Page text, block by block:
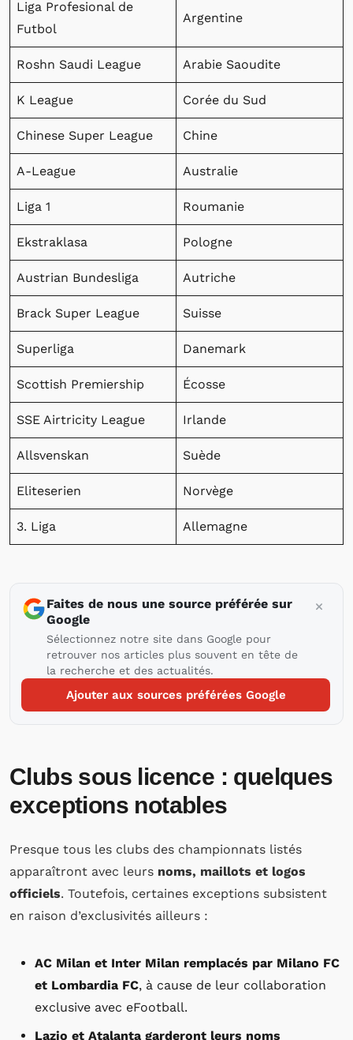
Liga Profesional de
Futbol
Argentine
Roshn Saudi League Arabie Saoudite
K League Corée du Sud
Chinese Super League Chine
A-League Australie
Liga 1 Roumanie
Ekstraklasa Pologne
Austrian Bundesliga Autriche
Brack Super League Suisse
Superliga Danemark
Scottish Premiership Écosse
SSE Airtricity League Irlande
Allsvenskan Suède
Eliteserien Norvège
3. Liga Allemagne
Faites de nous une source préférée sur
Google
Sélectionnez notre site dans Google pour
retrouver nos articles plus souvent en tête de
la recherche et des actualités.
Ajouter aux sources préférées Google
Clubs sous licence : quelques
exceptions notables
Presque tous les clubs des championnats listés
apparaîtront avec leurs noms, maillots et logos
officiels. Toutefois, certaines exceptions subsistent
en raison d’exclusivités ailleurs :
AC Milan et Inter Milan remplacés par Milano FC
et Lombardia FC, à cause de leur collaboration
exclusive avec eFootball.
Lazio et Atalanta garderont leurs noms